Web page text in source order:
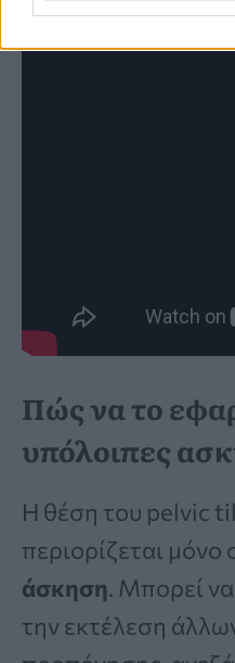
Πώς να το
υπόλοιπες
Η θέση του pelvic
περιορίζεται μόνο
άσκηση. Μπορεί να
την εκτέλεση